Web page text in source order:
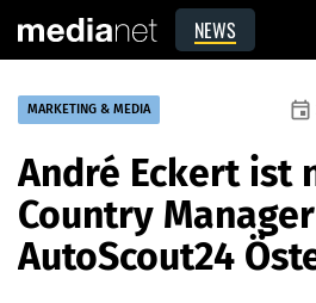
NEWS
MARKETING & MEDIA event
André Eckert ist
Country
AutoScout24